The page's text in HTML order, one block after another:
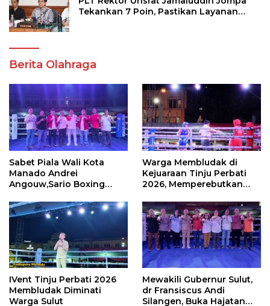
Tekankan 7 Poin, Pastikan Layanan
Berita Olahraga
Sabet Piala Wali Kota
Manado Andrei
Angouw,Sario Boxing
Perbati 2026
Warga Membludak di
Kejuaraan Tinju Perbati
2026, Memperebutkan
IVent Tinju Perbati 2026
Membludak Diminati
Warga Sulut
Mewakili Gubernur Sulut,
dr Fransiscus Andi
Silangen, Buka Hajatan